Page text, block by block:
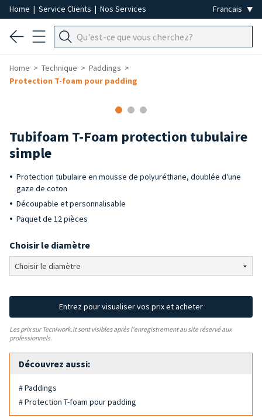
Home | Service Clients | Nos Services
Home Technique
Paddings
Protection T-foam pour padding
Tubifoam T-Foam protection tubulaire
simple
Protection tubulaire en mousse de polyuréthane, doublée d'une
gaze de coton
Découpable et personnalisable
Paquet de 12 pièces
Choisir le diamètre
Entrez pour visualiser vos prix et acheter
Les prix sur Tecniwork.it sont visibles après l'enregistrement au site réservé aux
professionnels.
Découvrez aussi:
# Paddings
# Protection T-foam pour padding